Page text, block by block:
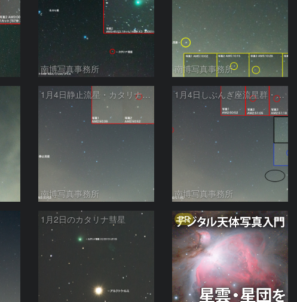
南博写真事務所 南博写真事務所
1月4日静止流星・カタリナ彗星・北斗七星
南博写真事務所
1月4日しぶんぎ座流星群・静止流星・カタリナ彗星
南博写真事務所
1月2日のカタリナ彗星 PR